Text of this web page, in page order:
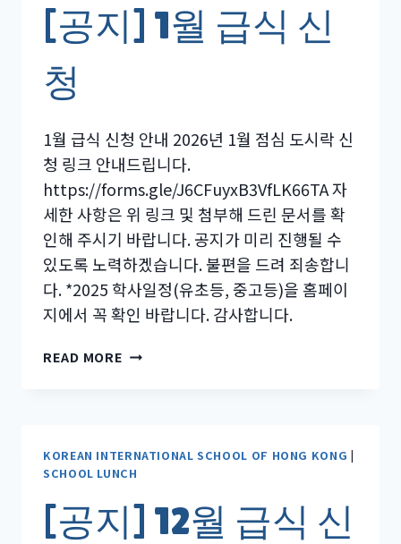
청
[공지] 1월 급식 신
청
1월 급식 신청 안내 2026년 1월 점심 도시락 신
청 링크 안내드립니다.
https://forms.gle/J6CFuyxB3VfLK66TA 자
세한 사항은 위 링크 및 첨부해 드린 문서를 확
인해 주시기 바랍니다. 공지가 미리 진행될 수
있도록 노력하겠습니다. 불편을 드려 죄송합니
다. *2025 학사일정(유초등, 중고등)을 홈페이
지에서 꼭 확인 바랍니다. 감사합니다.
READ MORE [공
식
신
KOREAN INTERNATIONAL SCHOOL OF HONG KONG |
SCHOOL LUNCH
[공지] 12월 급식 신